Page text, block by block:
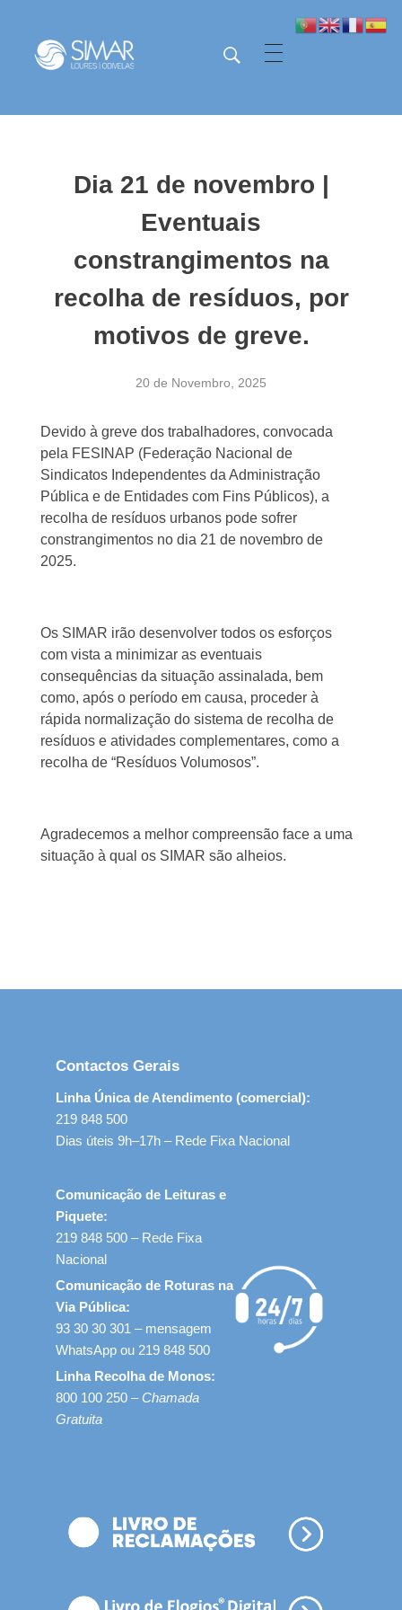
Dia 21 de novembro |
Eventuais
constrangimentos na
recolha de resíduos, por
motivos de greve.
20 de Novembro, 2025
Devido à greve dos trabalhadores, convocada
pela FESINAP (Federação Nacional de
Sindicatos Independentes da Administração
Pública e de Entidades com Fins Públicos), a
recolha de resíduos urbanos pode sofrer
constrangimentos no dia 21 de novembro de
2025.
Os SIMAR irão desenvolver todos os esforços
com vista a minimizar as eventuais
consequências da situação assinalada, bem
como, após o período em causa, proceder à
rápida normalização do sistema de recolha de
resíduos e atividades complementares, como a
recolha de “Resíduos Volumosos”.
Agradecemos a melhor compreensão face a uma
situação à qual os SIMAR são alheios.
Contactos Gerais
Linha Única de Atendimento (comercial):
219 848 500
Dias úteis 9h–17h – Rede Fixa Nacional
Comunicação de Leituras e
Piquete:
219 848 500 – Rede Fixa
Nacional
Comunicação de Roturas na
Via Pública:
93 30 30 301 – mensagem
WhatsApp ou 219 848 500
Linha Recolha de Monos:
800 100 250 – Chamada
Gratuita